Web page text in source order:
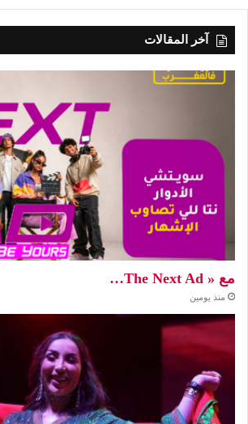
آخر المقالات
مع « The Next Ad…
منذ يومين